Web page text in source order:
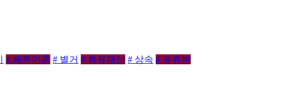
# 빠른이혼 # 별거 # 특유재산 # 상속 # 유류분